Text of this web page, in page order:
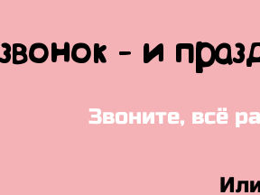
- и
Звоните, всё